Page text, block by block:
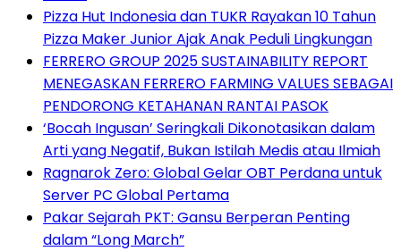
Pizza Hut Indonesia dan TUKR Rayakan 10 Tahun
Pizza Maker Junior Ajak Anak Peduli Lingkungan
FERRERO GROUP 2025 SUSTAINABILITY REPORT
MENEGASKAN FERRERO FARMING VALUES SEBAGAI
PENDORONG KETAHANAN RANTAI PASOK
‘Bocah Ingusan’ Seringkali Dikonotasikan dalam
Arti yang Negatif, Bukan Istilah Medis atau Ilmiah
Ragnarok Zero: Global Gelar OBT Perdana untuk
Server PC Global Pertama
Pakar Sejarah PKT: Gansu Berperan Penting
dalam “Long March”